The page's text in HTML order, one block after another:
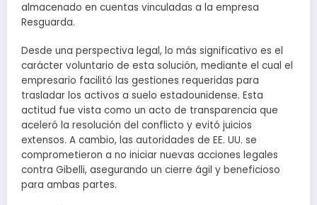
almacenado en cuentas vinculadas a la empresa
Resguarda.
Desde una perspectiva legal, lo más significativo es el
carácter voluntario de esta solución, mediante el cual el
empresario facilitó las gestiones requeridas para
trasladar los activos a suelo estadounidense. Esta
actitud fue vista como un acto de transparencia que
aceleró la resolución del conflicto y evitó juicios
extensos. A cambio, las autoridades de EE. UU. se
comprometieron a no iniciar nuevas acciones legales
contra Gibelli, asegurando un cierre ágil y beneficioso
para ambas partes.